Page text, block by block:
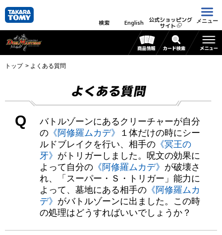
検索 English 公式ショッピング
サイト
メニュー
トップ よくある質問
よくある質問
Q
バトルゾーンにあるクリーチャーが自分
の 《阿修羅ムカデ》
１体だけの時にシー
ルドブレイクを行い、相手の 《冥王の
牙》 がトリガーしました。呪文の効果に
よって自分の 《阿修羅ムカデ》 が破壊さ
れ、「スーパー・Ｓ・トリガー」能力に
よって、墓地にある相手の 《阿修羅ムカ
デ》 がバトルゾーンに出ました。この時
の処理はどうすればいいでしょうか？